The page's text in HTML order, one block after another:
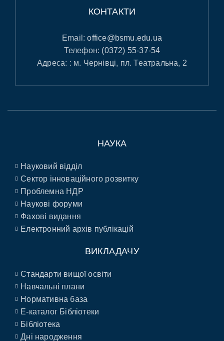
КОНТАКТИ
Email:office@bsmu.edu.ua
Телефон: (0372) 55-37-54
Адреса: : м. Чернівці, пл. Театральна, 2
НАУКА
Науковий відділ
Сектор інноваційного розвитку
Проблемна НДР
Наукові форуми
Фахові видання
Електронний архів публікацій
ВИКЛАДАЧУ
Стандарти вищої освіти
Навчальні плани
Нормативна база
E-каталог Бібліотеки
Бібліотека
Дні народження